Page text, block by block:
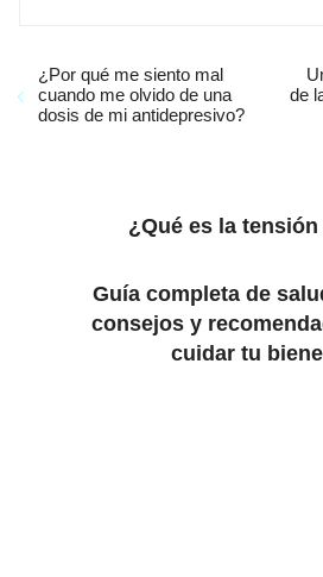
¿Por qué me siento mal
cuando me olvido de una
dosis de mi antidepresivo?
de
¿Qué es la
Guía completa de
consejos y
cuidar tu